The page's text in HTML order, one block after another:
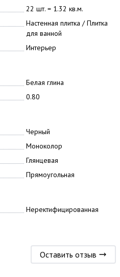
22 шт. = 1.32 кв.м.
Настенная плитка / Плитка
для ванной
Интерьер
Белая глина
0.80
Черный
Моноколор
Глянцевая
Прямоугольная
Неректифицированная
Оставить отзыв